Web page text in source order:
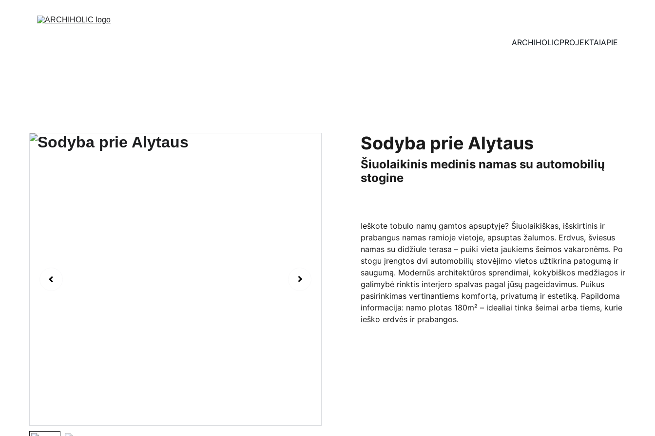
ARCHIHOLICPROJEKTAIAPIE
Sodyba prie Alytaus
Šiuolaikinis medinis namas su automobilių
stogine
Ieškote tobulo namų gamtos apsuptyje? Šiuolaikiškas, išskirtinis ir
prabangus namas ramioje vietoje, apsuptas žalumos. Erdvus, šviesus
namas su didžiule terasa – puiki vieta jaukiems šeimos vakaronėms. Po
stogu įrengtos dvi automobilių stovėjimo vietos užtikrina patogumą ir
saugumą. Modernūs architektūros sprendimai, kokybiškos medžiagos ir
galimybė rinktis interjero spalvas pagal jūsų pageidavimus. Puikus
pasirinkimas vertinantiems komfortą, privatumą ir estetiką. Papildoma
informacija: namo plotas 180m² – idealiai tinka šeimai arba tiems, kurie
ieško erdvės ir prabangos.